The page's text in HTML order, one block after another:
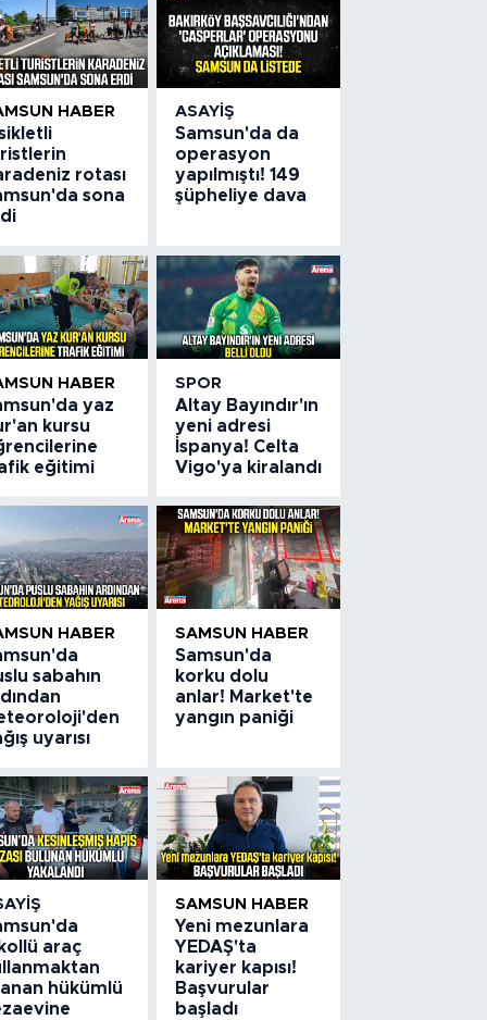
HABER
rotası
sona
ASAYIŞ
Samsun'da da
operasyon
yapılmıştı! 149
şüpheliye dava
HABER
yaz
kursu
eğitimi
SPOR
Altay Bayındır'ın
yeni adresi
İspanya! Celta
Vigo'ya kiralandı
HABER
sabahın
uyarısı
SAMSUN HABER
Samsun'da
korku dolu
anlar! Market'te
yangın paniği
araç
hükümlü
SAMSUN HABER
Yeni mezunlara
YEDAŞ'ta
kariyer kapısı!
Başvurular
başladı